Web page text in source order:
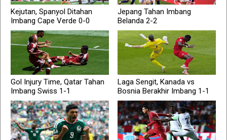
Kejutan, Spanyol Ditahan
Imbang Cape Verde 0-0
Jepang Tahan Imbang
Belanda 2-2
Gol Injury Time, Qatar Tahan
Imbang Swiss 1-1
Laga Sengit, Kanada vs
Bosnia Berakhir Imbang 1-1